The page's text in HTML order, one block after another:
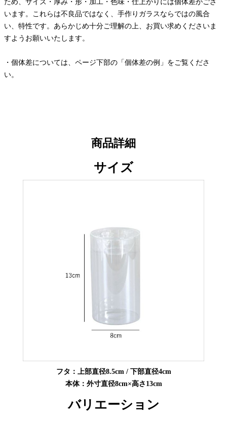
ため、サイズ・厚み・形・加工・色味・仕上がりには個体差がござ
います。これらは不良品ではなく、手作りガラスならではの風合
い、特性です。あらかじめ十分ご理解の上、お買い求めくださいま
すようお願いいたします。
・個体差については、ページ下部の「個体差の例」をご覧くださ
い。
商品詳細
サイズ
フタ：上部直径8.5cm / 下部直径4cm
本体：外寸直径8cm×高さ13cm
バリエーション